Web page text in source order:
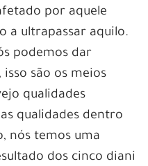
por aquele
a ultrapassar aquilo.
podemos dar
são os meios
qualidades
qualidades dentro
nós temos uma
dos cinco diani